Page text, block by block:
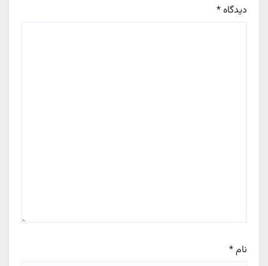
دیدگاه*
نام*